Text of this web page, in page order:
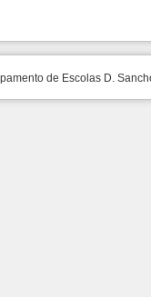
de Escolas D.